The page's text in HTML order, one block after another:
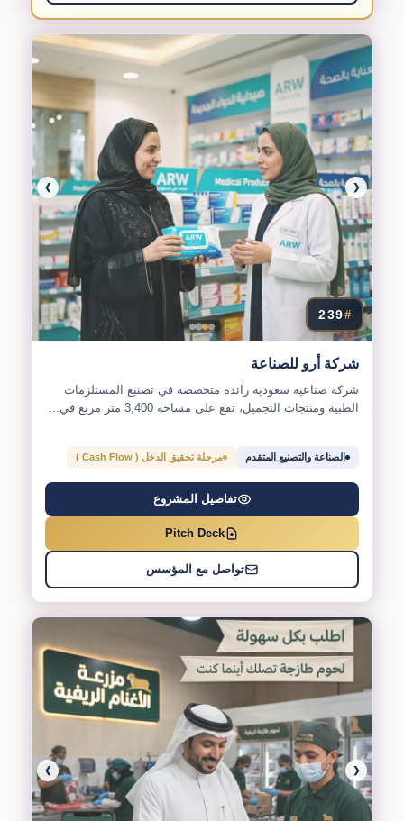
❮
❯
#
239
شركة أرو للصناعة
شركة صناعية سعودية رائدة متخصصة في تصنيع المستلزمات
الطبية ومنتجات التجميل، تقع على مساحة 3,400 متر مربع في...
الصناعة والتصنيع المتقدم مرحلة تحقيق الدخل ( Cash Flow )
تفاصيل المشروع
Pitch Deck
تواصل مع المؤسس
❮
❯